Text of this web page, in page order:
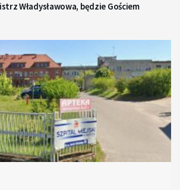
Władysławowa, będzie Gościem